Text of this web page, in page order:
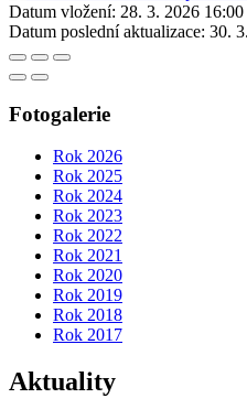
Datum vložení: 28. 3. 2026 16:00
Datum poslední aktualizace: 30.
Fotogalerie
Rok 2026
Rok 2025
Rok 2024
Rok 2023
Rok 2022
Rok 2021
Rok 2020
Rok 2019
Rok 2018
Rok 2017
Aktuality